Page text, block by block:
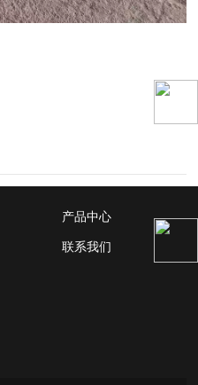
产品中心
联系我们